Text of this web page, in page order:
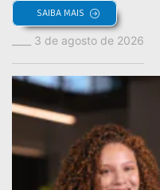
SAIBA MAIS
3 de agosto de 2026